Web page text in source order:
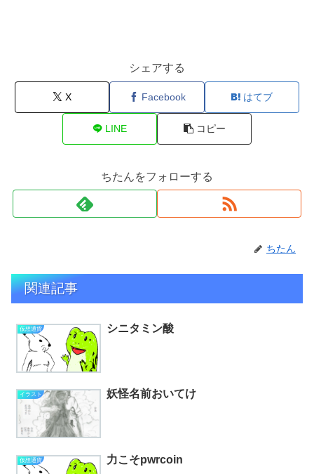
シェアする
X Facebook はてブ
LINE コピー
ちたんをフォローする
ちたん
関連記事
仮想通貨 シニタミン酸
イラスト 妖怪名前おいてけ
仮想通貨 力こそpwrcoin